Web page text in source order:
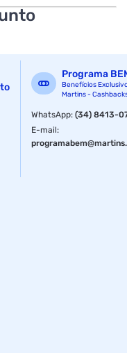
lo de outros
Programa
Benefícios
Martins -
WhatsApp:(34) 8413-
E-mail: